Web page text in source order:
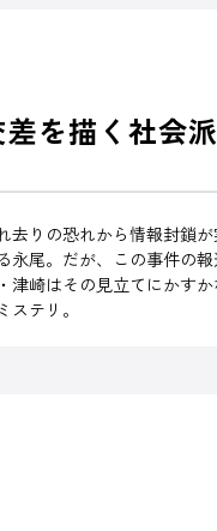
を描く社会
りの恐れから情報封鎖
尾。だが、この事件の
崎はその見立てにか
テリ。